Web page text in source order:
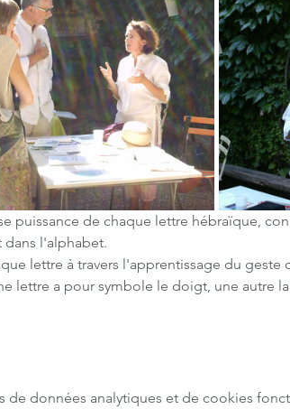
puissance de chaque lettre hébraïque,
dans l'alphabet.
lettre à travers l'apprentissage du geste
lettre a pour symbole le doigt, une autre
de données analytiques et de cookies